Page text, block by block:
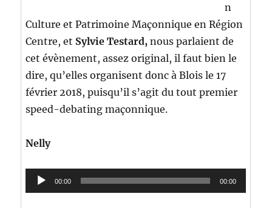
n
Culture et Patrimoine Maçonnique en Région
Centre, et Sylvie Testard, nous parlaient de
cet évènement, assez original, il faut bien le
dire, qu’elles organisent donc à Blois le 17
février 2018, puisqu’il s’agit du tout premier
speed-debating maçonnique.
Nelly
Lecteur
audio
00:00 00:00